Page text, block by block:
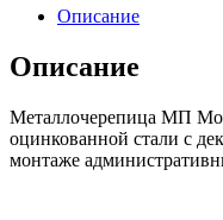
черепица
Монтерроса-
М
RAL6005
зеленый
мох
Описание
Описание
Металлочерепица МП
оцинкованной стали с
монтаже